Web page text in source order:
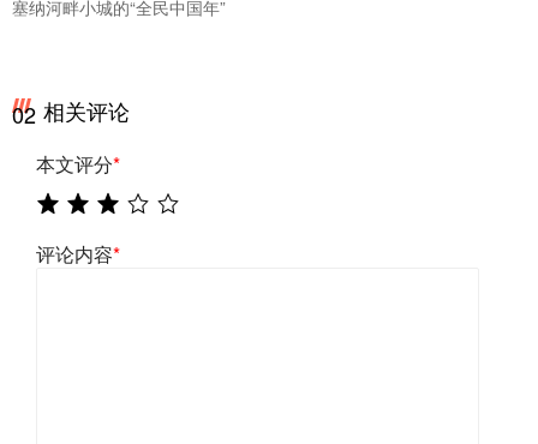
塞纳河畔小城的“全民中国年”
02 相关评论
本文评分*
评论内容*